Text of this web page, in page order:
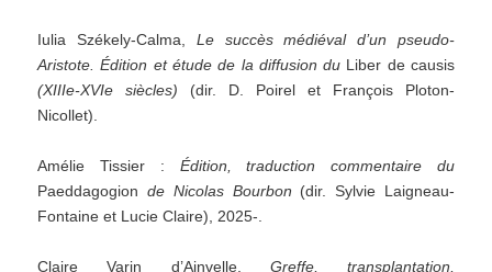
Iulia Székely-Calma, Le succès médiéval d’un pseudo-
Aristote. Édition et étude de la diffusion du Liber de causis
(XIIIe-XVIe siècles) (dir. D. Poirel et François Ploton-
Nicollet).
Amélie Tissier : Édition, traduction commentaire du
Paeddagogion de Nicolas Bourbon (dir. Sylvie Laigneau-
Fontaine et Lucie Claire), 2025-.
Claire Varin d’Ainvelle, Greffe, transplantation,